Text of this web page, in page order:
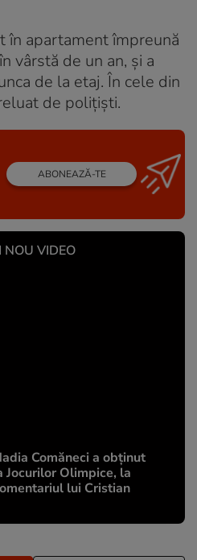
în apartament împreună
vârstă de un an, și a
de la etaj. În cele din
de polițiști.
ABONEAZĂ-TE
NOU VIDEO
Comăneci a obţinut
Olimpice, la
lui Cristian